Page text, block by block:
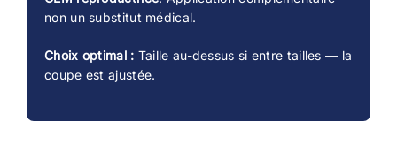
non un substitut médical.
Choix optimal : Taille au-dessus si entre tailles — la
coupe est ajustée.